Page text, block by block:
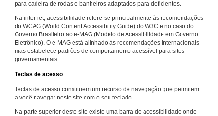
para cadeira de rodas e banheiros adaptados para deficientes.
Na internet, acessibilidade refere-se principalmente às recomendações
do WCAG (World Content Accessibility Guide) do W3C e no caso do
Governo Brasileiro ao e-MAG (Modelo de Acessibilidade em Governo
Eletrônico). O e-MAG está alinhado às recomendações internacionais,
mas estabelece padrões de comportamento acessível para sites
governamentais.
Teclas de acesso
Teclas de acesso constituem um recurso de navegação que permitem
a você navegar neste site com o seu teclado.
Na parte superior deste site existe uma barra de acessibilidade onde